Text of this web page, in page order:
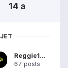
14 a
Reggie1000
67 posts